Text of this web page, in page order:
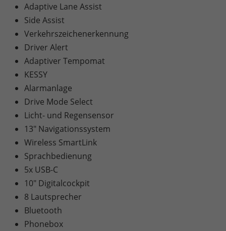
Adaptive Lane Assist
Side Assist
Verkehrszeichenerkennung
Driver Alert
Adaptiver Tempomat
KESSY
Alarmanlage
Drive Mode Select
Licht- und Regensensor
13" Navigationssystem
Wireless SmartLink
Sprachbedienung
5x USB-C
10" Digitalcockpit
8 Lautsprecher
Bluetooth
Phonebox